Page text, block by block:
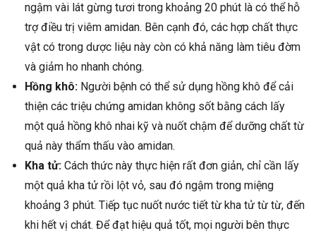
ngậm vài lát gừng tươi trong khoảng 20 phút là có thể hỗ
trợ điều trị viêm amidan. Bên cạnh đó, các hợp chất thực
vật có trong dược liệu này còn có khả năng làm tiêu đờm
và giảm ho nhanh chóng.
Hồng khô: Người bệnh có thể sử dụng hồng khô để cải
thiện các triệu chứng amidan không sốt bằng cách lấy
một quả hồng khô nhai kỹ và nuốt chậm để dưỡng chất từ
quả này thẩm thấu vào amidan.
Kha tử: Cách thức này thực hiện rất đơn giản, chỉ cần lấy
một quả kha tử rồi lột vỏ, sau đó ngậm trong miệng
khoảng 3 phút. Tiếp tục nuốt nước tiết từ kha tử từ từ, đến
khi hết vị chát. Để đạt hiệu quả tốt, mọi người bên thực